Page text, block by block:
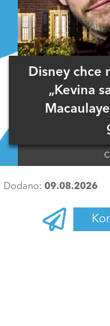
Disney chce
„Kevina
Dodano: 09.08.2026